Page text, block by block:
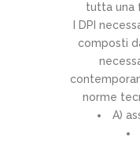
tutta una
I DPI
composti
norme
A)